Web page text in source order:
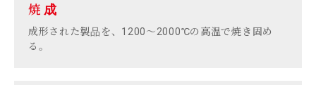
焼成
成形された製品を、1200〜2000℃の高温で焼き固め
る。